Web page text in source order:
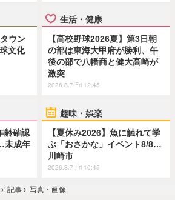
ウン
文化
生活・健康
【高校野球2026夏】第3日朝
の部は東海大甲府が勝利、午
後の部で八幡商と健大高崎が
激突
2026.8.7 Fri 12:45
齢確認
未成年
趣味・娯楽
【夏休み2026】魚に触れて学
ぶ「おさかな」イベント8/8…
川崎市
2026.8.7 Fri 10:45
› 記事 › 写真・画像